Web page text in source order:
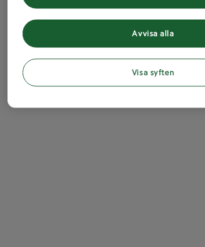
Avvisa alla
Visa syften